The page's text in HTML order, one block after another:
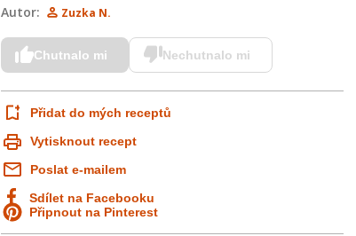
Autor: Zuzka N.
Chutnalo mi Nechutnalo mi
Přidat do mých receptů
Vytisknout recept
Poslat e-mailem
Sdílet na Facebooku
Připnout na Pinterest